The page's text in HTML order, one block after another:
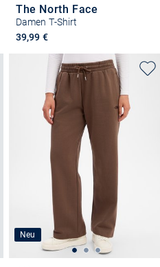
The North Face
Damen T-Shirt
39,99 €
Neu